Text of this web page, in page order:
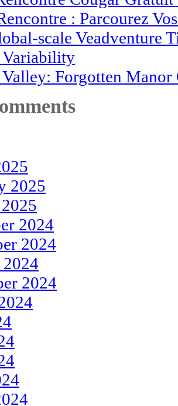
: Parcourez
scale Veadventure
Forgotten
2025
2024
2024
2024